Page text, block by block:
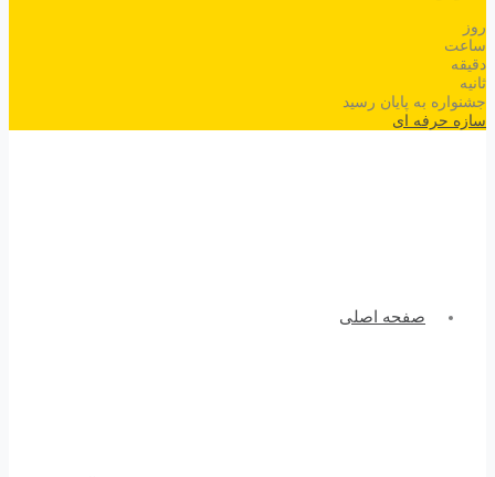
روز
ساعت
دقیقه
ثانیه
جشنواره به پایان رسید
سازه حرفه ای
صفحه اصلی